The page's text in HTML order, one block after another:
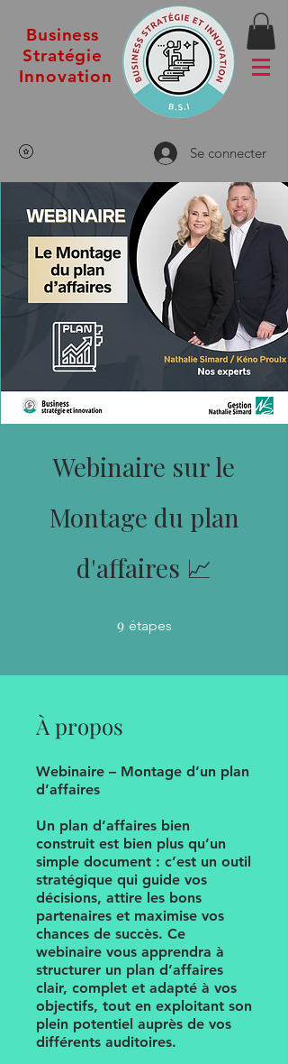
Business
Stratégie
Innovation
Se connecter
Webinaire sur le
Montage du plan
d'affaires 📈
9 étapes
À propos
Webinaire – Montage d’un plan
d’affaires
Un plan d’affaires bien
construit est bien plus qu’un
simple document : c’est un outil
stratégique qui guide vos
décisions, attire les bons
partenaires et maximise vos
chances de succès. Ce
webinaire vous apprendra à
structurer un plan d’affaires
clair, complet et adapté à vos
objectifs, tout en exploitant son
plein potentiel auprès de vos
différents auditoires.